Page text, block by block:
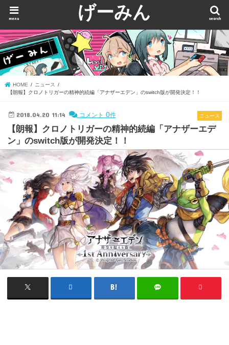
げーみん search
menu
HOME
ニュース
【朗報】クロノトリガーの精神的続編「アナザーエデン」のswitch版が開発決定！！
ニュース
2018.04.20 11:14 コメント 0件
【朗報】クロノトリガーの精神的続編「アナザーエデ
ン」のswitch版が開発決定！！